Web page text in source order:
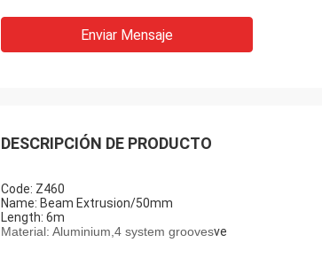
Enviar Mensaje
DESCRIPCIÓN DE PRODUCTO
Code: Z460
Name: Beam Extrusion/50mm
Length: 6m
Material: Aluminium,4 system groovesve